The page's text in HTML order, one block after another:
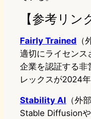
【参考リン
Fairly Trained （
適切にライセンス
企業を認証する非
レックスが2024年
Stability AI （外部
Stable Diffusion